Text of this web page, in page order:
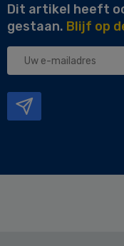
Dit artikel heeft
gestaan. Blijf op
Uw